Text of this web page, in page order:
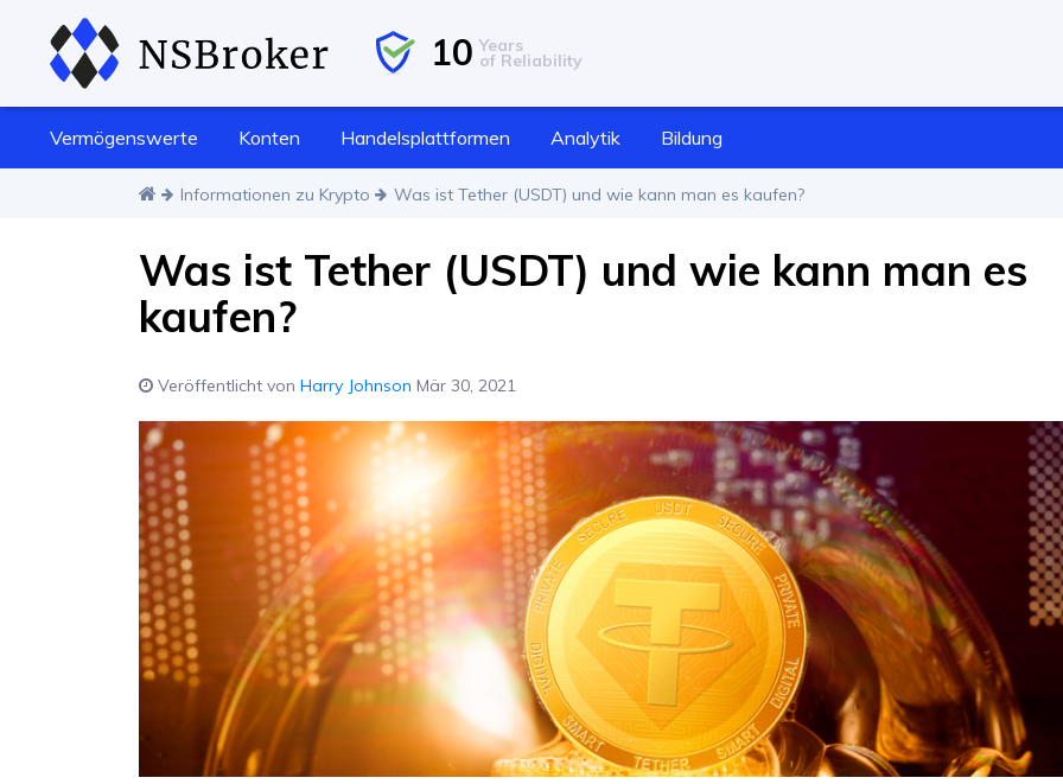
10 Years
of Reliability
Vermögenswerte Konten Handelsplattformen Analytik Bildung
Informationen zu Krypto Was ist Tether (USDT) und wie kann man es kaufen?
Was ist Tether (USDT) und wie kann man es
kaufen?
Veröffentlicht von Harry Johnson Mär 30, 2021